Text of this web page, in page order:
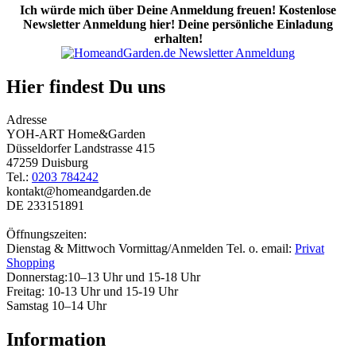
Ich würde mich über Deine Anmeldung freuen! Kostenlose
Newsletter Anmeldung hier! Deine persönliche Einladung
erhalten!
Hier findest Du uns
Adresse
YOH-ART Home&Garden
Düsseldorfer Landstrasse 415
47259 Duisburg
Tel.: 0203 784242
kontakt@homeandgarden.de
DE 233151891
Öffnungszeiten:
Dienstag & Mittwoch Vormittag/Anmelden Tel. o. email: Privat
Shopping
Donnerstag:10–13 Uhr und 15-18 Uhr
Freitag: 10-13 Uhr und 15-19 Uhr
Samstag 10–14 Uhr
Information